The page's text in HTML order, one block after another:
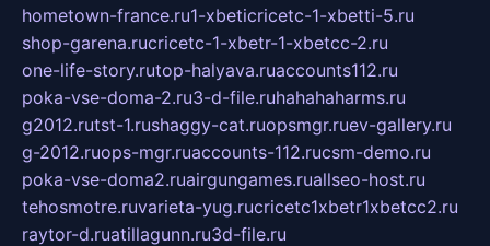
hometown-france.ru1-xbeticricetc-1-xbetti-5.ru
shop-garena.rucricetc-1-xbetr-1-xbetcc-2.ru
one-life-story.rutop-halyava.ruaccounts112.ru
poka-vse-doma-2.ru3-d-file.ruhahahaharms.ru
g2012.rutst-1.rushaggy-cat.ruopsmgr.ruev-gallery.ru
g-2012.ruops-mgr.ruaccounts-112.rucsm-demo.ru
poka-vse-doma2.ruairgungames.ruallseo-host.ru
tehosmotre.ruvarieta-yug.rucricetc1xbetr1xbetcc2.ru
raytor-d.ruatillagunn.ru3d-file.ru